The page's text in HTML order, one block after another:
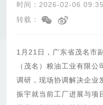
时间：2026-02-06
转载：
1月21日，广东省茂名市
（茂名）粮油工业有限公
调研，现场协调解决企业
振宇就当前工厂进展与项